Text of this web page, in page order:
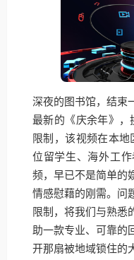
深夜的图书馆，结束
最新的《庆余年》，
限制，该视频在本
位留学生、海外工
频，早已不是简单的
情感慰藉的刚需。问
限制，将我们与熟悉
助一款专业、可靠的
开那扇被地域锁住的